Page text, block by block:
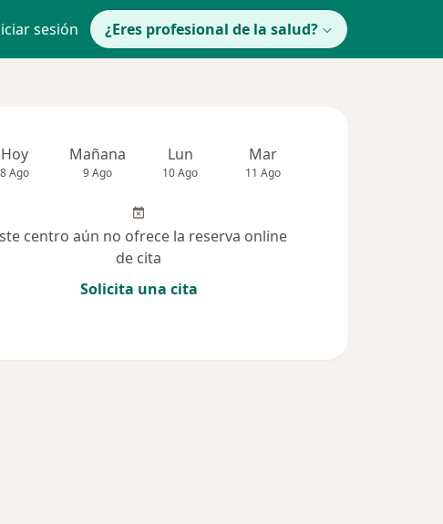
sesión ¿Eres profesional de la salud?
Hoy
8 Ago
Mañana
9 Ago
Lun
10 Ago
Mar
11 Ago
centro aún no ofrece la reserva online
de cita
Solicita una cita